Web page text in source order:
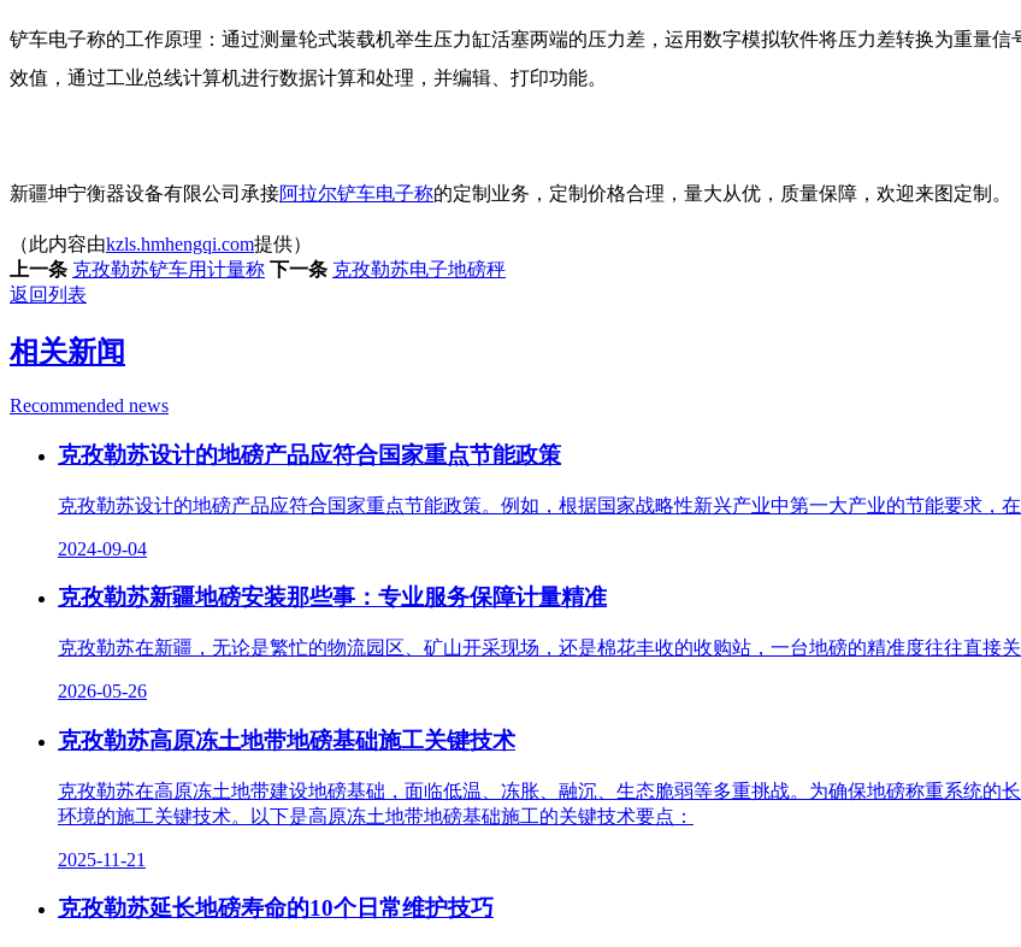
铲车电子称的工作原理：通过测量轮式装载机举生压力缸活塞两端的压力差，运用数字模拟软件将压力差转换为重量
效值，通过工业总线计算机进行数据计算和处理，并编辑、打印功能。
新疆坤宁衡器设备有限公司承接阿拉尔铲车电子称的定制业务，定制价格合理，量大从优，质量保障，欢迎来图定制。
（此内容由kzls.hmhengqi.com提供）
上一条 克孜勒苏铲车用计量称 下一条 克孜勒苏电子地磅秤
返回列表
相关新闻
Recommended news
克孜勒苏设计的地磅产品应符合国家重点节能政策
克孜勒苏设计的地磅产品应符合国家重点节能政策。例如，根据国家战略性新兴产业中第一大产业的节能要求，
2024-09-04
克孜勒苏新疆地磅安装那些事：专业服务保障计量精准
克孜勒苏在新疆，无论是繁忙的物流园区、矿山开采现场，还是棉花丰收的收购站，一台地磅的精准度往往直接关
2026-05-26
克孜勒苏高原冻土地带地磅基础施工关键技术
克孜勒苏在高原冻土地带建设地磅基础，面临低温、冻胀、融沉、生态脆弱等多重挑战。为确保地磅称重系统的
环境的施工关键技术。以下是高原冻土地带地磅基础施工的关键技术要点：
2025-11-21
克孜勒苏延长地磅寿命的10个日常维护技巧